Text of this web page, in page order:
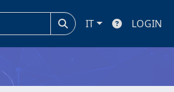
IT LOGIN